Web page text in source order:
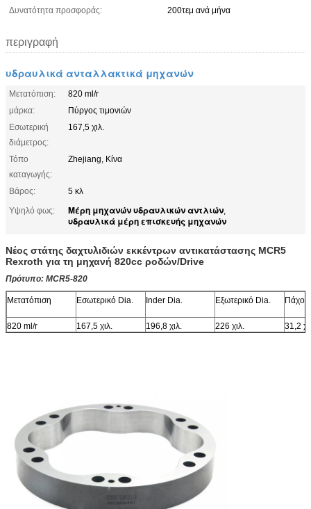
Δυνατότητα προσφοράς:
200τεμ ανά μήνα
περιγραφή
υδραυλικά ανταλλακτικά μηχανών
Μετατόπιση:
820 ml/r
μάρκα:
Πύργος τιμονιών
Εσωτερική
διάμετρος:
167,5 χιλ.
Τόπο
καταγωγής:
Zhejiang, Κίνα
Βάρος:
5 κλ
Υψηλό φως:
Μέρη μηχανών υδραυλικών αντλιών,
υδραυλικά μέρη επισκευής μηχανών
Νέος στάτης δαχτυλιδιών εκκέντρων αντικατάστασης MCR5
Rexroth για τη μηχανή 820cc ροδών/Drive
Πρότυπο: MCR5-820
Μετατόπιση Εσωτερικό Dia. Inder Dia. Εξωτερικό Dia. Πάχος
820 ml/r 167,5 χιλ. 196,8 χιλ. 226 χιλ. 31,2